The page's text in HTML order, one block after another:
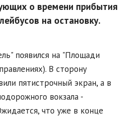
о времени прибытия
на остановку.
появился на "Площади
В сторону
пятистрочный экран, а в
вокзала -
что уже в конце